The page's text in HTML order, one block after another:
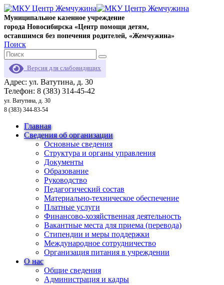
Муниципальное казенное учреждение
города Новосибирска «Центр помощи детям,
оставшимся без попечения родителей, «Жемчужина»
Поиск
Версия для слабовидящих
Адрес: ул. Ватутина, д. 30
Телефон: 8 (383) 314-45-42
ул. Ватутина, д. 30
8 (383) 344-83-54
Главная
Сведения об организации
Основные сведения
Структура и органы управления
Документы
Образование
Руководство
Педагогический состав
Материально-техническое обеспечение
Платные услуги
Финансово-хозяйственная деятельность
Вакантные места для приема (перевода)
Стипендии и меры поддержки
Международное сотрудничество
Организация питания в учреждении
О нас
Общие сведения
Администрация и кадры